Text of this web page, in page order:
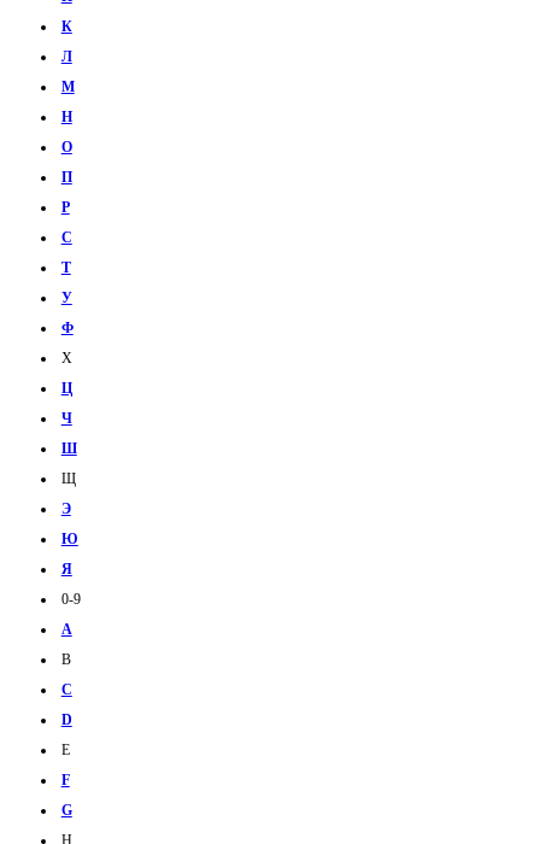
К
Л
М
Н
О
П
Р
С
Т
У
Ф
Х
Ц
Ч
Ш
Щ
Э
Ю
Я
0-9
A
B
C
D
E
F
G
H